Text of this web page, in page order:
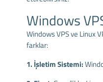
Windows
Windows VPS ve Linux
farklar:
1. İşletim Sistemi: